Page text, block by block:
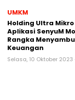
UMKM
Holding Ultra
Aplikasi SenyuM
Rangka
Keuangan
Selasa, 10 Oktober 2023